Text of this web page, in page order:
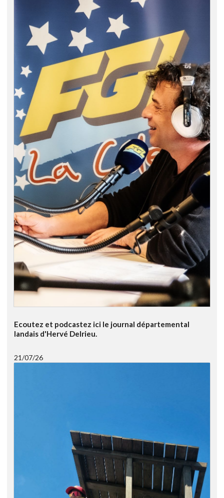
Ecoutez et podcastez ici le journal départemental
landais d'Hervé Delrieu.
21/07/26